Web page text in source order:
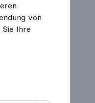
von
Ihre